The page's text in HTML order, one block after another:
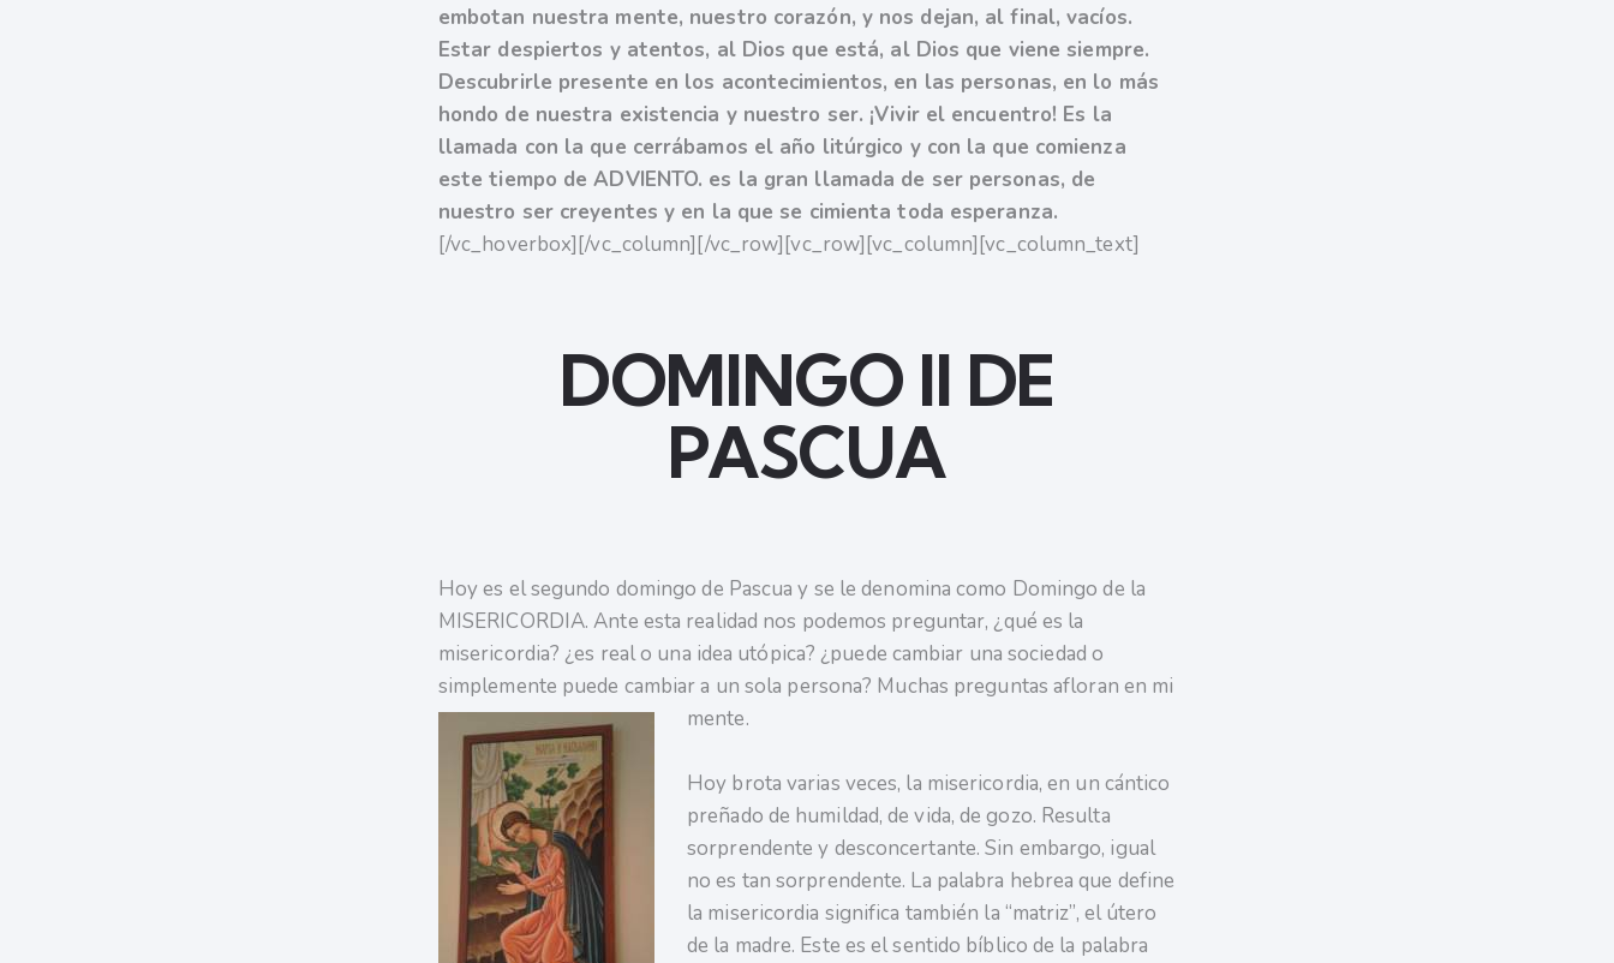
embotan nuestra mente, nuestro corazón, y nos dejan, al final, vacíos.
Estar despiertos y atentos, al Dios que está, al Dios que viene siempre.
Descubrirle presente en los acontecimientos, en las personas, en lo más
hondo de nuestra existencia y nuestro ser. ¡Vivir el encuentro! Es la
llamada con la que cerrábamos el año litúrgico y con la que comienza
este tiempo de ADVIENTO. es la gran llamada de ser personas, de
nuestro ser creyentes y en la que se cimienta toda esperanza.
[/vc_hoverbox][/vc_column][/vc_row][vc_row][vc_column][vc_column_text]
DOMINGO II DE
PASCUA
Hoy es el segundo domingo de Pascua y se le denomina como Domingo de la
MISERICORDIA. Ante esta realidad nos podemos preguntar, ¿qué es la
misericordia? ¿es real o una idea utópica? ¿puede cambiar una sociedad o
simplemente puede cambiar a un sola persona? Muchas preguntas afloran en mi
mente.
Hoy brota varias veces, la misericordia, en un cántico
preñado de humildad, de vida, de gozo. Resulta
sorprendente y desconcertante. Sin embargo, igual
no es tan sorprendente. La palabra hebrea que define
la misericordia significa también la “matriz”, el útero
de la madre. Este es el sentido bíblico de la palabra